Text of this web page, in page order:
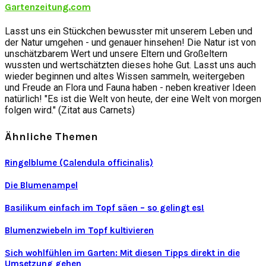
Gartenzeitung.com
Lasst uns ein Stückchen bewusster mit unserem Leben und
der Natur umgehen - und genauer hinsehen! Die Natur ist von
unschätzbarem Wert und unsere Eltern und Großeltern
wussten und wertschätzten dieses hohe Gut. Lasst uns auch
wieder beginnen und altes Wissen sammeln, weitergeben
und Freude an Flora und Fauna haben - neben kreativer Ideen
natürlich! "Es ist die Welt von heute, der eine Welt von morgen
folgen wird." (Zitat aus Carnets)
Ähnliche Themen
Ringelblume (Calendula officinalis)
Die Blumenampel
Basilikum einfach im Topf säen – so gelingt es!
Blumenzwiebeln im Topf kultivieren
Sich wohlfühlen im Garten: Mit diesen Tipps direkt in die
Umsetzung gehen